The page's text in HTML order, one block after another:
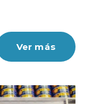
Ver más